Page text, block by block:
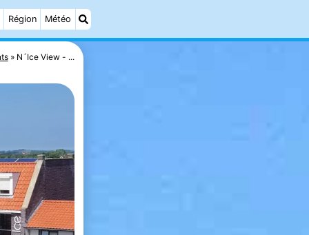
Région Météo
N´Ice View - ...